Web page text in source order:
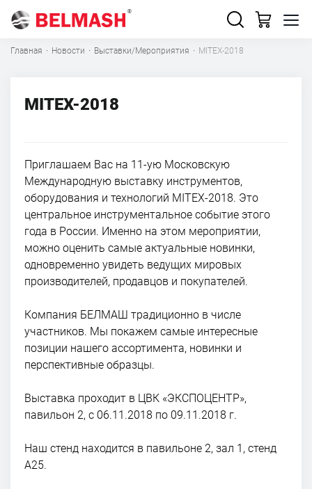
Главная · Новости · Выставки/Мероприятия · MITEX-2018
MITEX-2018
Приглашаем Вас на 11-ую Московскую
Международную выставку инструментов,
оборудования и технологий MITEX-2018. Это
центральное инструментальное событие этого
года в России. Именно на этом мероприятии,
можно оценить самые актуальные новинки,
одновременно увидеть ведущих мировых
производителей, продавцов и покупателей.
Компания БЕЛМАШ традиционно в числе
участников. Мы покажем самые интересные
позиции нашего ассортимента, новинки и
перспективные образцы.
Выставка проходит в ЦВК «ЭКСПОЦЕНТР»,
павильон 2, с 06.11.2018 по 09.11.2018 г.
Наш стенд находится в павильоне 2, зал 1, стенд
А25.